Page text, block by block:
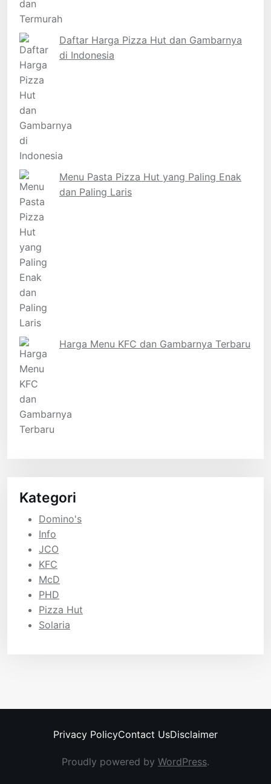
Daftar Harga Pizza Hut dan Gambarnya
di Indonesia
Menu Pasta Pizza Hut yang Paling Enak
dan Paling Laris
Harga Menu KFC dan Gambarnya Terbaru
Kategori
Domino's
Info
JCO
KFC
McD
PHD
Pizza Hut
Solaria
Privacy PolicyContact UsDisclaimer
Proudly powered by WordPress.